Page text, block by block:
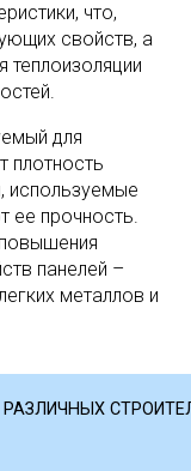
что,
свойств, а
теплоизоляции
для
плотность
используемые
ее прочность.
панелей –
металлов и